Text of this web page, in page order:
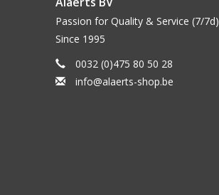
Passion for Quality & Service (7/7d)
Since 1995
0032 (0)475 80 50 28
info@alaerts-shop.be